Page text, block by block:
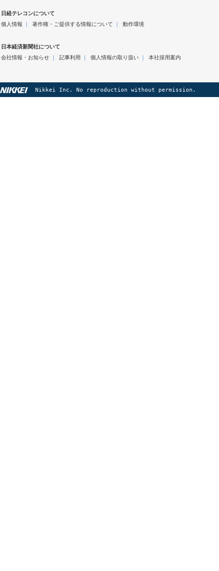
日経テレコンについて
個人情報 ｜ 著作権・ご提供する情報について ｜ 動作環境
日本経済新聞社について
会社情報・お知らせ｜ 記事利用 ｜ 個人情報の取り扱い｜ 本社採用案内
Nikkei Inc. No reproduction without permission.